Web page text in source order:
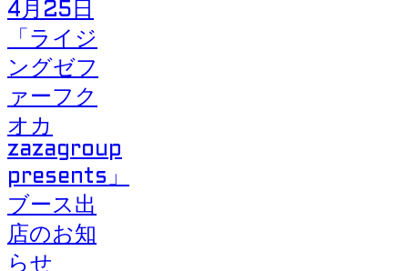
4月25日
「ライジ
ングゼフ
ァーフク
オカ
zazagroup
presents」
ブース出
店のお知
らせ